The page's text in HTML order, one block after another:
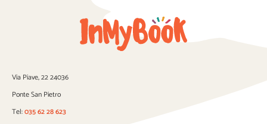
Via Piave, 22 24036
Ponte San Pietro
Tel:035 62 28 623